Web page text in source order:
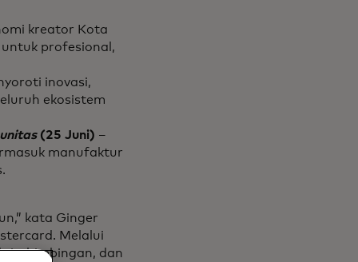
kreator Kota
profesional,
inovasi,
ekosistem
(25 Juni) –
manufaktur
kata Ginger
Melalui
bimbingan, dan